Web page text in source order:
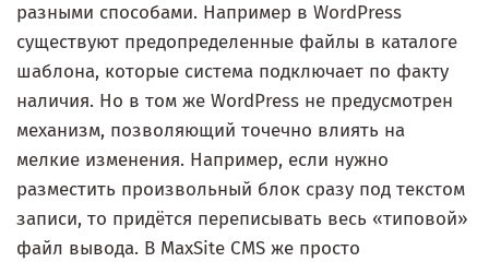
разными способами. Например в WordPress
существуют предопределенные файлы в каталоге
шаблона, которые система подключает по факту
наличия. Но в том же WordPress не предусмотрен
механизм, позволяющий точечно влиять на
мелкие изменения. Например, если нужно
разместить произвольный блок сразу под текстом
записи, то придётся переписывать весь «типовой»
файл вывода. В MaxSite CMS же просто